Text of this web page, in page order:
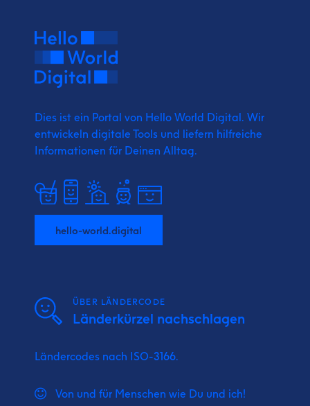
Dies ist ein Portal von Hello World Digital. Wir
entwickeln digitale Tools und liefern hilfreiche
Informationen für Deinen Alltag.
hello-world.digital
ÜBER LÄNDERCODE
Länderkürzel nachschlagen
Ländercodes nach ISO-3166.
Von und für Menschen wie Du und ich!